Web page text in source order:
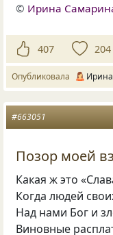
© Ирина
407 204
Опубликовала
#663051
Позор моей
Какая ж это
Когда людей
Над нами Бог и
Виновные